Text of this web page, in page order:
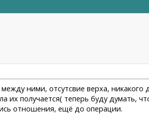
сожжена платизма и нити стояли там
ними, отсутсвие верха, никакого
их получается( теперь буду
отношения, ещё до операции.